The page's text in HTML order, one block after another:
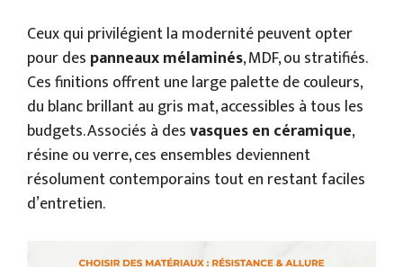
Ceux qui privilégient la modernité peuvent opter
pour des panneaux mélaminés, MDF, ou stratifiés.
Ces finitions offrent une large palette de couleurs,
du blanc brillant au gris mat, accessibles à tous les
budgets. Associés à desvasques en céramique,
résine ou verre, ces ensembles deviennent
résolument contemporains tout en restant faciles
d’entretien.